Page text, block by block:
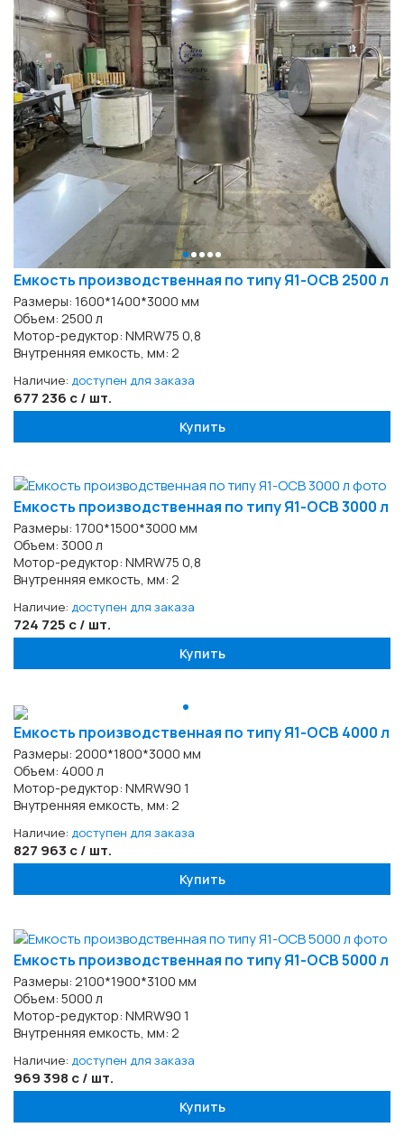
Емкость производственная по типу Я1-ОСВ 2500 л
Размеры: 1600*1400*3000 мм
Объем: 2500 л
Мотор-редуктор: NMRW75 0,8
Внутренняя емкость, мм: 2
Наличие: доступен для заказа
677 236 с / шт.
Купить
Емкость производственная по типу Я1-ОСВ 3000 л
Размеры: 1700*1500*3000 мм
Объем: 3000 л
Мотор-редуктор: NMRW75 0,8
Внутренняя емкость, мм: 2
Наличие: доступен для заказа
724 725 с / шт.
Купить
Емкость производственная по типу Я1-ОСВ 4000 л
Размеры: 2000*1800*3000 мм
Объем: 4000 л
Мотор-редуктор: NMRW90 1
Внутренняя емкость, мм: 2
Наличие: доступен для заказа
827 963 с / шт.
Купить
Емкость производственная по типу Я1-ОСВ 5000 л
Размеры: 2100*1900*3100 мм
Объем: 5000 л
Мотор-редуктор: NMRW90 1
Внутренняя емкость, мм: 2
Наличие: доступен для заказа
969 398 с / шт.
Купить